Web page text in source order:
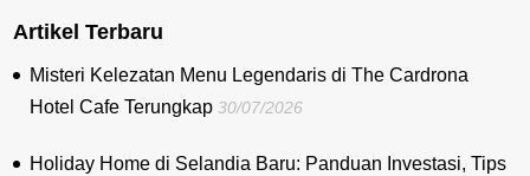
Artikel Terbaru
Misteri Kelezatan Menu Legendaris di The Cardrona
Hotel Cafe Terungkap 30/07/2026
Holiday Home di Selandia Baru: Panduan Investasi, Tips